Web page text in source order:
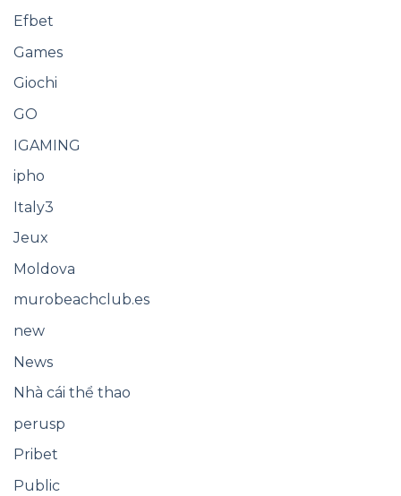
Efbet
Games
Giochi
GO
IGAMING
ipho
Italy3
Jeux
Moldova
murobeachclub.es
new
News
Nhà cái thể thao
perusp
Pribet
Public